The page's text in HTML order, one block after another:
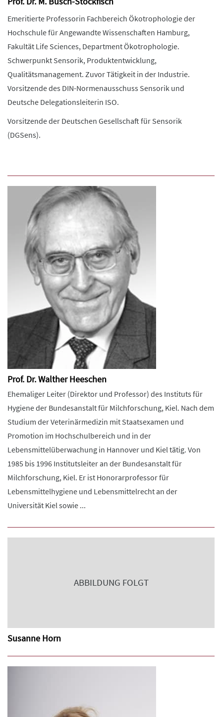
Emeritierte Professorin Fachbereich Ökotrophologie der
Hochschule für Angewandte Wissenschaften Hamburg,
Fakultät Life Sciences, Department Ökotrophologie.
Schwerpunkt Sensorik, Produktentwicklung,
Qualitätsmanagement. Zuvor Tätigkeit in der Industrie.
Vorsitzende des DIN-Normenausschuss Sensorik und
Deutsche Delegationsleiterin ISO.
Vorsitzende der Deutschen Gesellschaft für Sensorik
(DGSens).
Prof. Dr. Walther Heeschen
Ehemaliger Leiter (Direktor und Professor) des Instituts für
Hygiene der Bundesanstalt für Milchforschung, Kiel. Nach dem
Studium der Veterinärmedizin mit Staatsexamen und
Promotion im Hochschulbereich und in der
Lebensmittelüberwachung in Hannover und Kiel tätig. Von
1985 bis 1996 Institutsleiter an der Bundesanstalt für
Milchforschung, Kiel. Er ist Honorarprofessor für
Lebensmittelhygiene und Lebensmittelrecht an der
Universität Kiel sowie ...
ABBILDUNG FOLGT
Susanne Horn